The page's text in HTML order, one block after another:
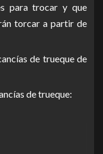
para trocar y que
torcar a partir de
de trueque de
de trueque: